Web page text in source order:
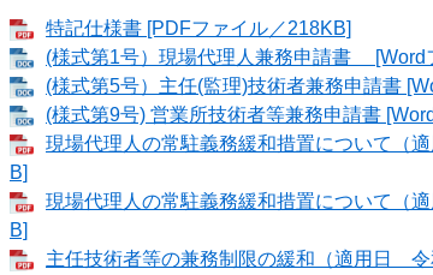
特記仕様書 [PDFファイル／218KB]
(様式第1号）現場代理人兼務申請書 [Word
(様式第5号）主任(監理)技術者兼務申請書
(様式第9号) 営業所技術者等兼務申請書
現場代理人の常駐義務緩和措置について（
B]
現場代理人の常駐義務緩和措置について（
B]
主任技術者等の兼務制限の緩和（適用日